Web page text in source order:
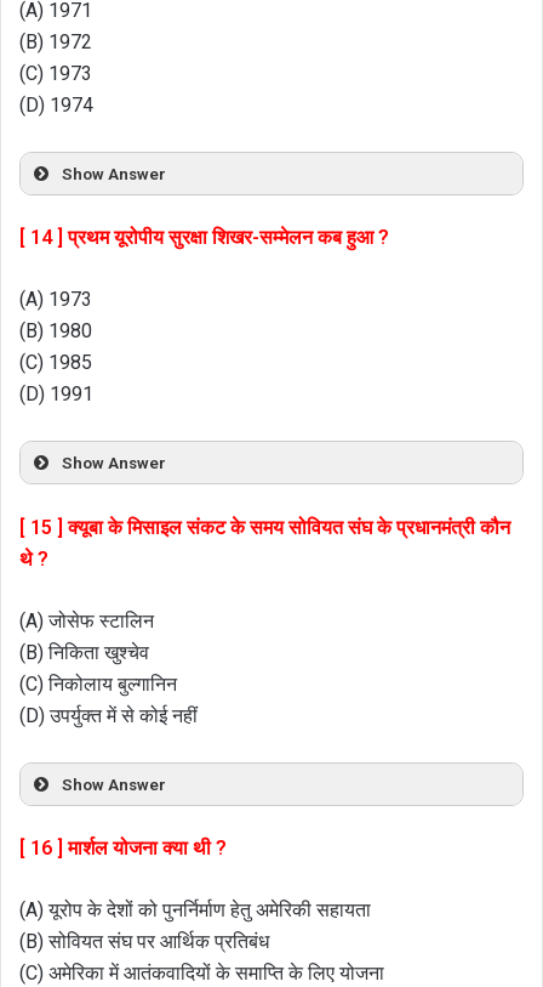
(A) 1971
(B) 1972
(C) 1973
(D) 1974
Show Answer
[ 14 ] प्रथम यूरोपीय सुरक्षा शिखर-सम्मेलन कब हुआ ?
(A) 1973
(B) 1980
(C) 1985
(D) 1991
Show Answer
[ 15 ] क्यूबा के मिसाइल संकट के समय सोवियत संघ के प्रधानमंत्री कौन
थे ?
(A) जोसेफ स्टालिन
(B) निकिता खुश्चेव
(C) निकोलाय बुल्गानिन
(D) उपर्युक्त में से कोई नहीं
Show Answer
[ 16 ] मार्शल योजना क्या थी ?
(A) यूरोप के देशों को पुनर्निर्माण हेतु अमेरिकी सहायता
(B) सोवियत संघ पर आर्थिक प्रतिबंध
(C) अमेरिका में आतंकवादियों के समाप्ति के लिए योजना